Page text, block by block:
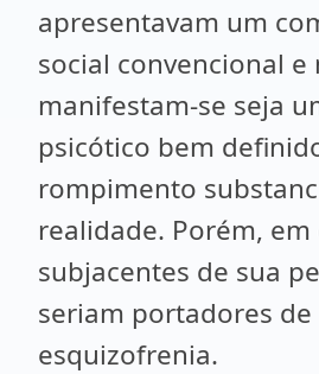
apresentavam um
social convencional e
manifestam-se seja
psicótico bem
rompimento
realidade. Porém, em
subjacentes de sua
seriam portadores
esquizofrenia.